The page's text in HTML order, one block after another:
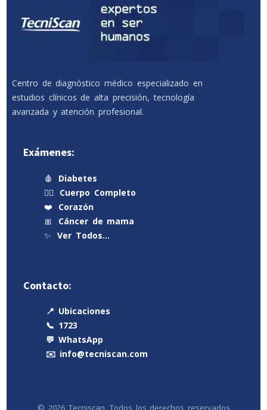
Centro de diagnóstico médico especializado en
estudios clínicos de alta precisión, tecnología
avanzada y atención profesional.
Exámenes:
🩸
Diabetes
🧍‍♂️
Cuerpo Completo
❤️
Corazón
🎀
Cáncer de mama
✨ Ver Todos…
Contacto:
📍 Ubicaciones
📞 1723
💬 WhatsApp
✉️ info@tecniscan.com
© 2026 Tecniscan. Todos los derechos reservados.